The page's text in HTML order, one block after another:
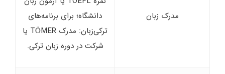
مدرک زبان
دانشگاه؛ برای برنامه‌های
ترکی‌زبان: مدرک TÖMER یا
شرکت در دوره زبان ترکی.